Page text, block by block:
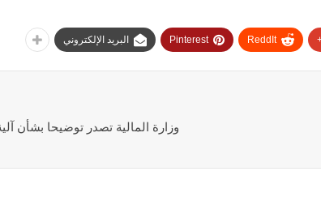
ReddIt
Pinterest البريد الإلكتروني
وزارة المالية تصدر توضيحا بشأن